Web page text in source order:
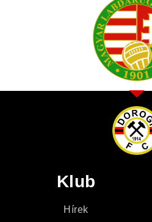
Klub
Hírek